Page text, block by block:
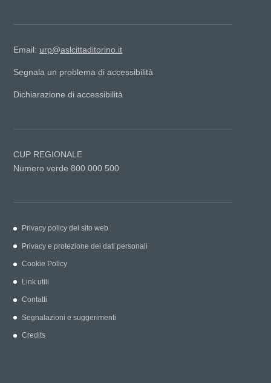
Email: urp@aslcittaditorino.it
Segnala un problema di accessibilità
Dichiarazione di accessibilità
CUP REGIONALE
Numero verde 800 000 500
Privacy policy del sito web
Privacy e protezione dei dati personali
Cookie Policy
Link utili
Contatti
Segnalazioni e suggerimenti
Credits